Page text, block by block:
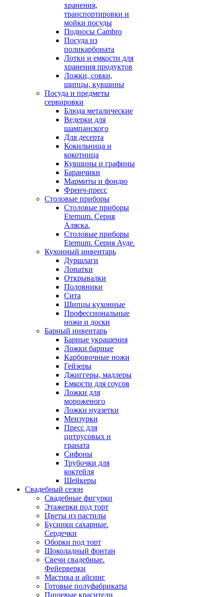
хранения,
транспортировки и
мойки посуды
Подносы Cambro
Посуда из
поликарбоната
Лотки и емкости для
хранения продуктов
Ложки, совки,
щипцы, кувшины
Посуда и предметы
сервировки
Блюда металические
Ведерки для
шампанского
Для десерта
Кокильница и
кокотница
Кувшины и графины
Баранчики
Мармиты и фондю
Френч-пресс
Столовые приборы
Столовые приборы
Eternum. Серия
Аляска.
Столовые приборы
Eternum. Серия Ауде.
Кухонный инвентарь
Дуршлаги
Лопатки
Открывалки
Половники
Сита
Щипцы кухонные
Профессиональные
ножи и доски
Барный инвентарь
Барные украшения
Ложки барные
Карбовочные ножи
Гейзеры
Джиггеры, мадлеры
Емкости для соусов
Ложки для
мороженого
Ложки нуазетки
Мензурки
Пресс для
цитрусовых и
граната
Сифоны
Трубочки для
коктейля
Шейкеры
Свадебный сезон
Свадебные фигурки
Этажерки под торт
Цветы из пастилы
Бусинки сахарные.
Сердечки
Оборки под торт
Шоколадный фонтан
Свечи свадебные.
Фейерверки
Мастика и айсинг
Готовые полуфабрикаты
Пищевые красители